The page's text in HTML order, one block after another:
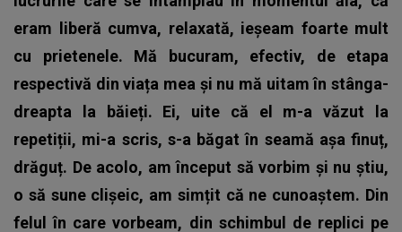
eram liberă cumva, relaxată, ieșeam foarte mult
cu prietenele. Mă bucuram, efectiv, de etapa
respectivă din viața mea și nu mă uitam în stânga-
dreapta la băieți. Ei, uite că el m-a văzut la
repetiții, mi-a scris, s-a băgat în seamă așa finuț,
drăguț. De acolo, am început să vorbim și nu știu,
o să sune clișeic, am simțit că ne cunoaștem. Din
felul în care vorbeam, din schimbul de replici pe